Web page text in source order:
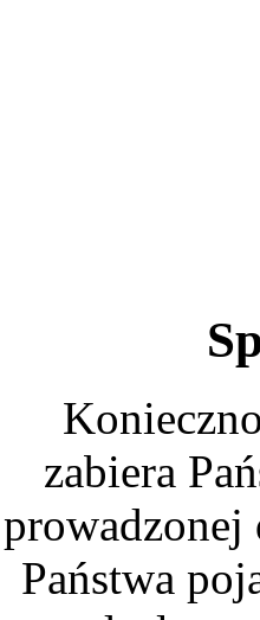
zabiera
prowadzonej
Państwa